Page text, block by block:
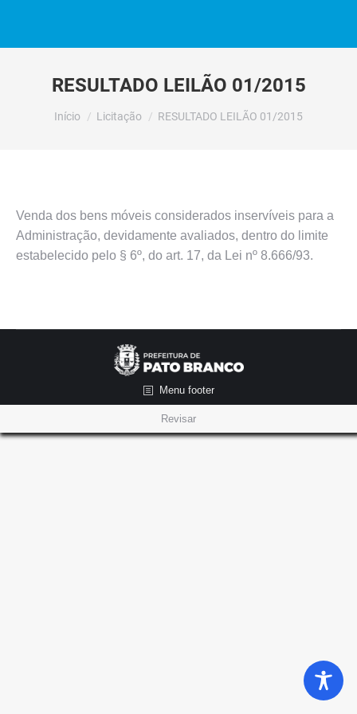
RESULTADO LEILÃO 01/2015
Você está aqui:
Início Licitação RESULTADO LEILÃO 01/2015
Venda dos bens móveis considerados inservíveis para a
Administração, devidamente avaliados, dentro do limite
estabelecido pelo § 6º, do art. 17, da Lei nº 8.666/93.
Menu footer
Revisar